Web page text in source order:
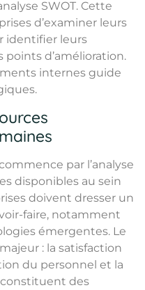
SWOT. Cette
d’examiner leurs
identifier leurs
d’amélioration.
internes guide
par l’analyse
disponibles au sein
doivent dresser un
faire, notamment
émergentes. Le
: la satisfaction
du personnel et la
des